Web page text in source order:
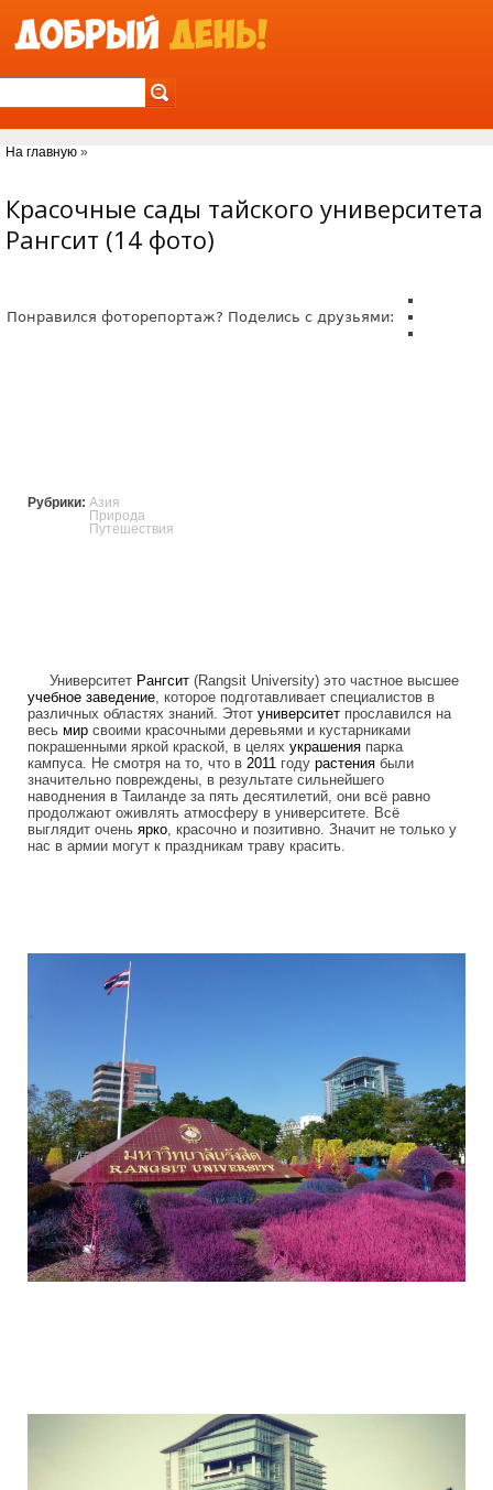
На главную »
Красочные сады тайского университета
Рангсит (14 фото)
Понравился фоторепортаж? Поделись с друзьями:
Рубрики: Азия
Природа
Путешествия
Университет Рангсит (Rangsit University) это частное высшее
учебное заведение , которое подготавливает специалистов в
различных областях знаний. Этот университет прославился на
весь мир своими красочными деревьями и кустарниками
покрашенными яркой краской, в целях украшения парка
кампуса. Не смотря на то, что в 2011 году растения были
значительно повреждены, в результате сильнейшего
наводнения в Таиланде за пять десятилетий, они всё равно
продолжают оживлять атмосферу в университете. Всё
выглядит очень ярко , красочно и позитивно. Значит не только у
нас в армии могут к праздникам траву красить.